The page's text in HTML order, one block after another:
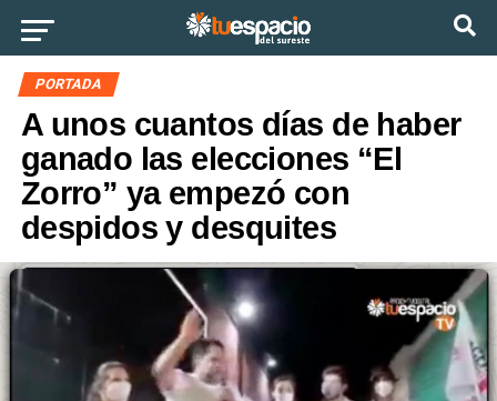
PORTADA
A unos cuantos días de haber
ganado las elecciones “El
Zorro” ya empezó con
despidos y desquites
Ir a la versión móvil